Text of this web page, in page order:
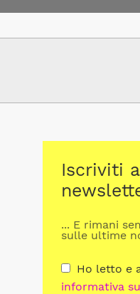
Iscriviti
... E rimani
sulle ultime
Ho letto e
informativa